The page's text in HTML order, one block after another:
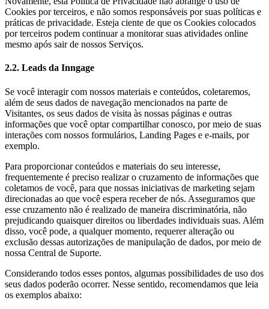
Cookies por terceiros, e não somos responsáveis por suas políticas e
práticas de privacidade. Esteja ciente de que os Cookies colocados
por terceiros podem continuar a monitorar suas atividades online
mesmo após sair de nossos Serviços.
2.2. Leads da Inngage
Se você interagir com nossos materiais e conteúdos, coletaremos,
além de seus dados de navegação mencionados na parte de
Visitantes, os seus dados de visita às nossas páginas e outras
informações que você optar compartilhar conosco, por meio de suas
interações com nossos formulários, Landing Pages e e-mails, por
exemplo.
Para proporcionar conteúdos e materiais do seu interesse,
frequentemente é preciso realizar o cruzamento de informações que
coletamos de você, para que nossas iniciativas de marketing sejam
direcionadas ao que você espera receber de nós. Asseguramos que
esse cruzamento não é realizado de maneira discriminatória, não
prejudicando quaisquer direitos ou liberdades individuais suas. Além
disso, você pode, a qualquer momento, requerer alteração ou
exclusão dessas autorizações de manipulação de dados, por meio de
nossa Central de Suporte.
Considerando todos esses pontos, algumas possibilidades de uso dos
seus dados poderão ocorrer. Nesse sentido, recomendamos que leia
os exemplos abaixo: